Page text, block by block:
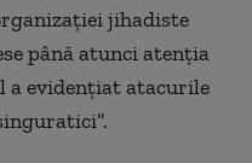
jihadiste
până atunci atenţia
a evidenţiat atacurile